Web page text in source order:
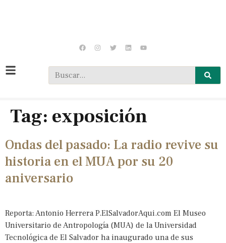
Tag: exposición
Ondas del pasado: La radio revive su
historia en el MUA por su 20
aniversario
Reporta: Antonio Herrera P.ElSalvadorAqui.com El Museo
Universitario de Antropología (MUA) de la Universidad
Tecnológica de El Salvador ha inaugurado una de sus